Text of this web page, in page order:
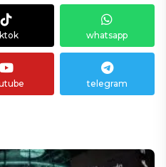
whatsapp
telegram